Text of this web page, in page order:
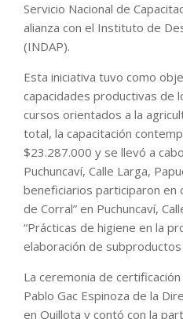
Servicio Nacional de
alianza con el Instituto de
(INDAP).
Esta iniciativa tuvo como
capacidades productivas de
cursos orientados a la
total, la capacitación
$23.287.000 y se llevó a
Puchuncaví, Calle Larga,
beneficiarios participaron en
de Corral” en Puchuncaví,
“Prácticas de higiene en la
elaboración de
La ceremonia de
Pablo Gac Espinoza de la
en Quillota y contó con la